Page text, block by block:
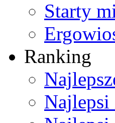
Starty
Ranking